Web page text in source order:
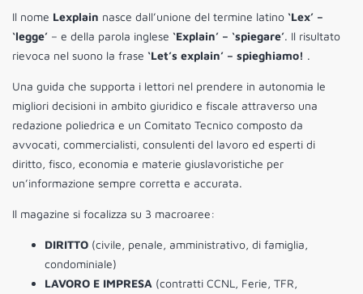
Il nome Lexplain nasce dall’unione del termine latino ‘Lex’ –
‘legge’ – e della parola inglese ‘Explain’ – ‘spiegare’. Il risultato
rievoca nel suono la frase ‘Let’s explain’ – spieghiamo! .
Una guida che supporta i lettori nel prendere in autonomia le
migliori decisioni in ambito giuridico e fiscale attraverso una
redazione poliedrica e un Comitato Tecnico composto da
avvocati, commercialisti, consulenti del lavoro ed esperti di
diritto, fisco, economia e materie giuslavoristiche per
un’informazione sempre corretta e accurata.
Il magazine si focalizza su 3 macroaree:
DIRITTO (civile, penale, amministrativo, di famiglia,
condominiale)
LAVORO E IMPRESA (contratti CCNL, Ferie, TFR,